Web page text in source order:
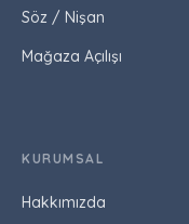
Söz / Nişan
Mağaza Açılışı
KURUMSAL
Hakkımızda